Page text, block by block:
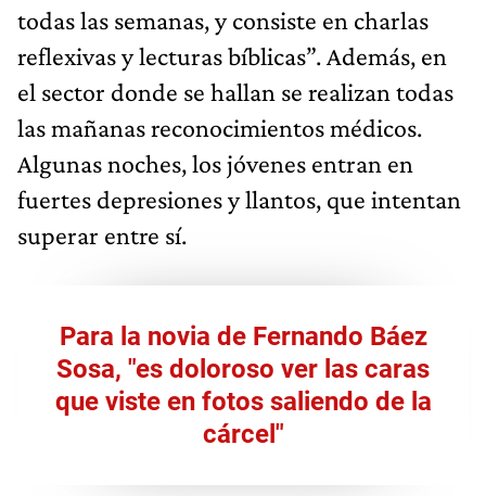
todas las semanas, y consiste en charlas
reflexivas y lecturas bíblicas”. Además, en
el sector donde se hallan se realizan todas
las mañanas reconocimientos médicos.
Algunas noches, los jóvenes entran en
fuertes depresiones y llantos, que intentan
superar entre sí.
Para la novia de Fernando Báez
Sosa, "es doloroso ver las caras
que viste en fotos saliendo de la
cárcel"